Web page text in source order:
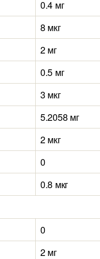
0.4 мг
8 мкг
2 мг
0.5 мг
3 мкг
5.2058 мг
2 мкг
0
0.8 мкг
0
2 мг